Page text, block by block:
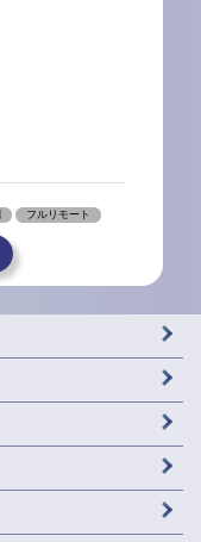
フルリモート